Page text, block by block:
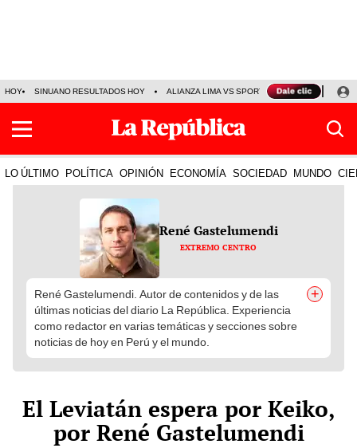
HOY SINUANO RESULTADOS HOY ALIANZA LIMA VS SPORT BOYS JORGE
LO ÚLTIMO POLÍTICA OPINIÓN ECONOMÍA SOCIEDAD MUNDO
René Gastelumendi
EXTREMO CENTRO
René Gastelumendi. Autor de contenidos y de las
últimas noticias del diario La República. Experiencia
como redactor en varias temáticas y secciones sobre
noticias de hoy en Perú y el mundo.
+
El Leviatán espera por Keiko,
por René Gastelumendi